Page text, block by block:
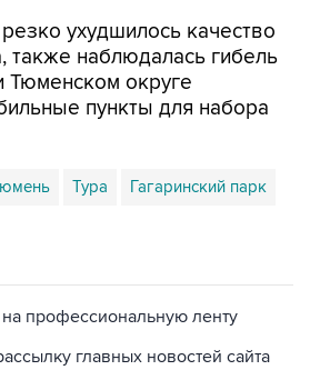
ухудшилось качество
также наблюдалась гибель
округе
пункты для набора
Тура Гагаринский парк
на профессиональную ленту
главных новостей сайта